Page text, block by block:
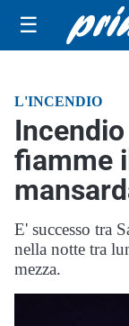
☰
L'INCENDIO
fiamme
E' successo tra
nella notte tra
mezza.